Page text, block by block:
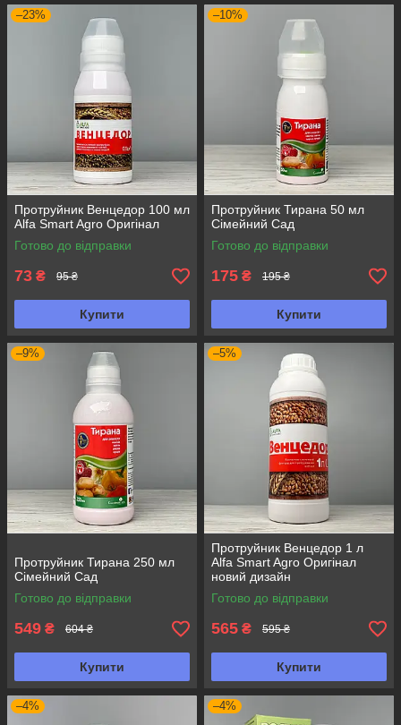
–23%
Протруйник Венцедор 100 мл
Alfa Smart Agro Оригінал
Готово до відправки
73 ₴ 95 ₴
Купити
–10%
Протруйник Тирана 50 мл
Сімейний Сад
Готово до відправки
175 ₴ 195 ₴
Купити
–9%
Протруйник Тирана 250 мл
Сімейний Сад
Готово до відправки
549 ₴ 604 ₴
Купити
–5%
Протруйник Венцедор 1 л
Alfa Smart Agro Оригінал
новий дизайн
Готово до відправки
565 ₴ 595 ₴
Купити
–4% –4%